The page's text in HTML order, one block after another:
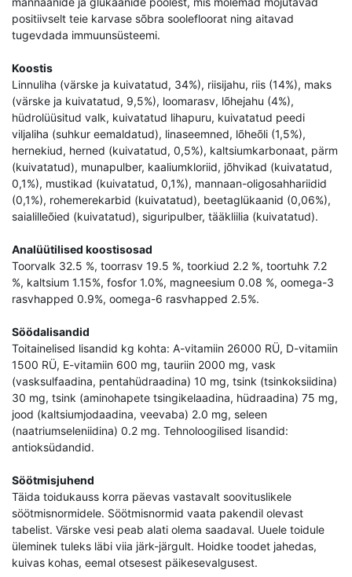
positiivselt teie karvase sõbra soolefloorat ning aitavad
tugevdada immuunsüsteemi.
Koostis
Linnuliha (värske ja kuivatatud, 34%), riisijahu, riis (14%), maks
(värske ja kuivatatud, 9,5%), loomarasv, lõhejahu (4%),
hüdrolüüsitud valk, kuivatatud lihapuru, kuivatatud peedi
viljaliha (suhkur eemaldatud), linaseemned, lõheõli (1,5%),
hernekiud, herned (kuivatatud, 0,5%), kaltsiumkarbonaat, pärm
(kuivatatud), munapulber, kaaliumkloriid, jõhvikad (kuivatatud,
0,1%), mustikad (kuivatatud, 0,1%), mannaan-oligosahhariidid
(0,1%), rohemerekarbid (kuivatatud), beetaglükaanid (0,06%),
saialilleõied (kuivatatud), siguripulber, tääkliilia (kuivatatud).
Analüütilised koostisosad
Toorvalk 32.5 %, toorrasv 19.5 %, toorkiud 2.2 %, toortuhk 7.2
%, kaltsium 1.15%, fosfor 1.0%, magneesium 0.08 %, oomega-3
rasvhapped 0.9%, oomega-6 rasvhapped 2.5%.
Söödalisandid
Toitainelised lisandid kg kohta: A-vitamiin 26000 RÜ, D-vitamiin
1500 RÜ, E-vitamiin 600 mg, tauriin 2000 mg, vask
(vasksulfaadina, pentahüdraadina) 10 mg, tsink (tsinkoksiidina)
30 mg, tsink (aminohapete tsingikelaadina, hüdraadina) 75 mg,
jood (kaltsiumjodaadina, veevaba) 2.0 mg, seleen
(naatriumseleniidina) 0.2 mg. Tehnoloogilised lisandid:
antioksüdandid.
Söötmisjuhend
Täida toidukauss korra päevas vastavalt soovituslikele
söötmisnormidele. Söötmisnormid vaata pakendil olevast
tabelist. Värske vesi peab alati olema saadaval. Uuele toidule
üleminek tuleks läbi viia järk-järgult. Hoidke toodet jahedas,
kuivas kohas, eemal otsesest päikesevalgusest.